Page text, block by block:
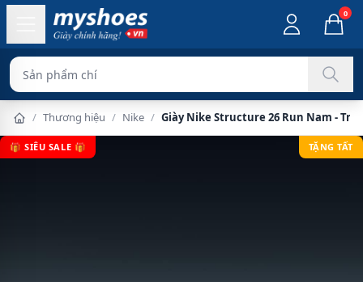
0
Sản phẩm chính hãng 100
/ Thương hiệu / Nike / Giày Nike Structure 26 Run Nam -
🎁 SIÊU SALE 🎁 TẶNG TẤT